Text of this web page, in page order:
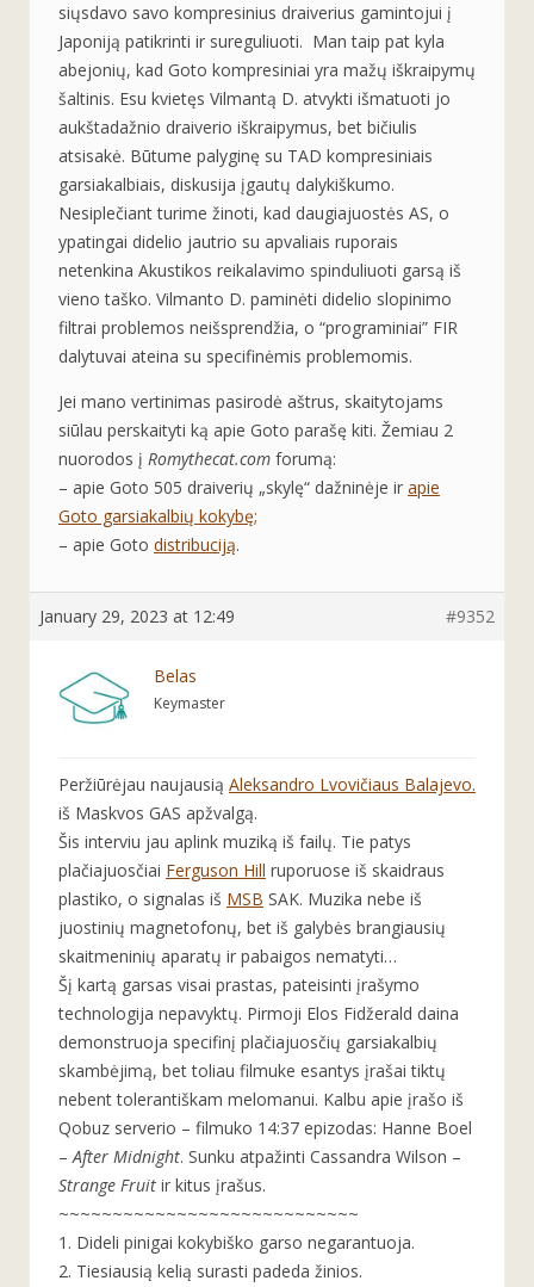
siųsdavo savo kompresinius draiverius gamintojui į
Japoniją patikrinti ir sureguliuoti. Man taip pat kyla
abejonių, kad Goto kompresiniai yra mažų iškraipymų
šaltinis. Esu kvietęs Vilmantą D. atvykti išmatuoti jo
aukštadažnio draiverio iškraipymus, bet bičiulis
atsisakė. Būtume palyginę su TAD kompresiniais
garsiakalbiais, diskusija įgautų dalykiškumo.
Nesiplečiant turime žinoti, kad daugiajuostės AS, o
ypatingai didelio jautrio su apvaliais ruporais
netenkina Akustikos reikalavimo spinduliuoti garsą iš
vieno taško. Vilmanto D. paminėti didelio slopinimo
filtrai problemos neišsprendžia, o “programiniai” FIR
dalytuvai ateina su specifinėmis problemomis.
Jei mano vertinimas pasirodė aštrus, skaitytojams
siūlau perskaityti ką apie Goto parašę kiti. Žemiau 2
nuorodos į Romythecat.com forumą:
– apie Goto 505 draiverių „skylę“ dažninėje ir apie
Goto garsiakalbių kokybę;
– apie Goto distribuciją.
January 29, 2023 at 12:49 #9352
Belas
Keymaster
Peržiūrėjau naujausią Aleksandro Lvovičiaus Balajevo.
iš Maskvos GAS apžvalgą.
Šis interviu jau aplink muziką iš failų. Tie patys
plačiajuosčiai Ferguson Hill ruporuose iš skaidraus
plastiko, o signalas iš MSB SAK. Muzika nebe iš
juostinių magnetofonų, bet iš galybės brangiausių
skaitmeninių aparatų ir pabaigos nematyti…
Šį kartą garsas visai prastas, pateisinti įrašymo
technologija nepavyktų. Pirmoji Elos Fidžerald daina
demonstruoja specifinį plačiajuosčių garsiakalbių
skambėjimą, bet toliau filmuke esantys įrašai tiktų
nebent tolerantiškam melomanui. Kalbu apie įrašo iš
Qobuz serverio – filmuko 14:37 epizodas: Hanne Boel
–After Midnight. Sunku atpažinti Cassandra Wilson –
Strange Fruit ir kitus įrašus.
~~~~~~~~~~~~~~~~~~~~~~~~~~~~
1. Dideli pinigai kokybiško garso negarantuoja.
2. Tiesiausią kelią surasti padeda žinios.